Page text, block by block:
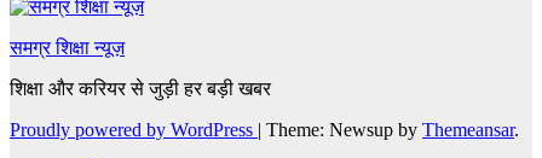
समग्र शिक्षा न्यूज़
शिक्षा और करियर से जुड़ी हर बड़ी खबर
Proudly powered by WordPress | Theme: Newsup by Themeansar.